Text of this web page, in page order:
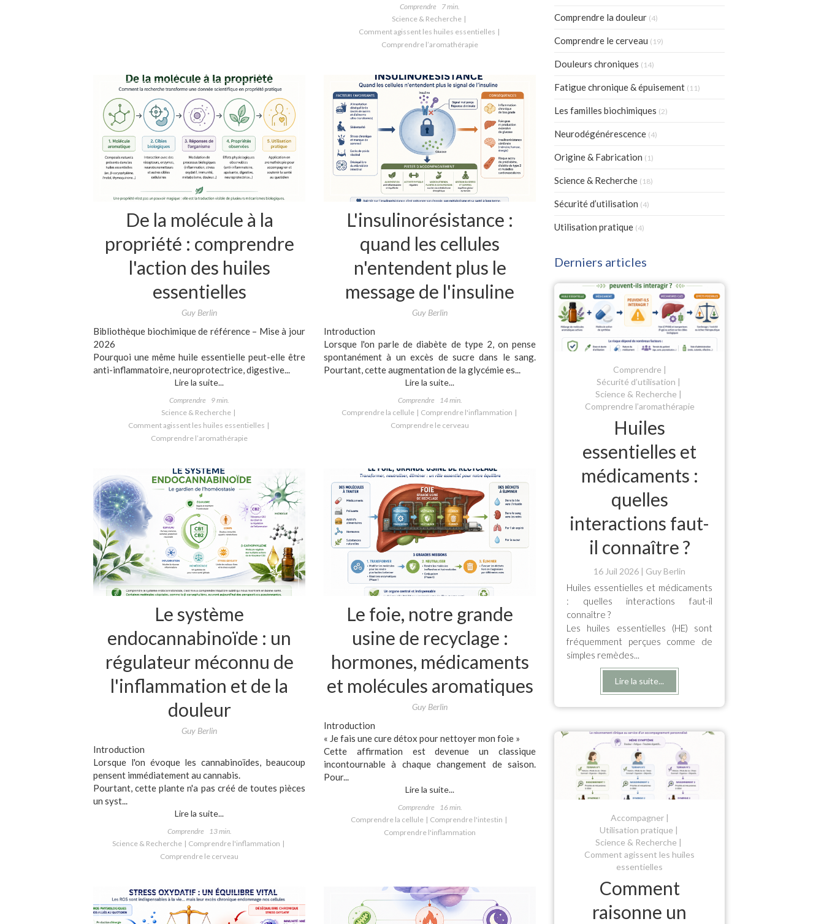
Comprendre
7 min.
Science & Recherche
Comment agissent les huiles essentielles
Comprendre l’aromathérapie
De la molécule à la
propriété : comprendre
l'action des huiles
essentielles
Guy Berlin
Bibliothèque biochimique de référence – Mise à jour
2026
Pourquoi une même huile essentielle peut-elle être
anti-inflammatoire, neuroprotectrice, digestive...
Lire la suite...
Comprendre
9 min.
Science & Recherche
Comment agissent les huiles essentielles
Comprendre l’aromathérapie
L'insulinorésistance :
quand les cellules
n'entendent plus le
message de l'insuline
Guy Berlin
Introduction
Lorsque l'on parle de diabète de type 2, on pense
spontanément à un excès de sucre dans le sang.
Pourtant, cette augmentation de la glycémie es...
Lire la suite...
Comprendre
14 min.
Comprendre la cellule
Comprendre l'inflammation
Comprendre le cerveau
Le système
endocannabinoïde : un
régulateur méconnu de
l'inflammation et de la
douleur
Guy Berlin
Introduction
Lorsque l'on évoque les cannabinoïdes, beaucoup
pensent immédiatement au cannabis.
Pourtant, cette plante n'a pas créé de toutes pièces
un syst...
Lire la suite...
Comprendre
13 min.
Science & Recherche
Comprendre l'inflammation
Comprendre le cerveau
Le foie, notre grande
usine de recyclage :
hormones, médicaments
et molécules aromatiques
Guy Berlin
Introduction
« Je fais une cure détox pour nettoyer mon foie »
Cette affirmation est devenue un classique
incontournable à chaque changement de saison.
Pour...
Lire la suite...
Comprendre
16 min.
Comprendre la cellule
Comprendre l'intestin
Comprendre l'inflammation
Comprendre la douleur (4)
Comprendre le cerveau (19)
Douleurs chroniques (14)
Fatigue chronique & épuisement (11)
Les familles biochimiques (2)
Neurodégénérescence (4)
Origine & Fabrication (1)
Science & Recherche (18)
Sécurité d’utilisation (4)
Utilisation pratique (4)
Derniers articles
Comprendre
Sécurité d’utilisation
Science & Recherche
Comprendre l’aromathérapie
Huiles
essentielles et
médicaments :
quelles
interactions faut-
il connaître ?
16 Juil 2026 Guy Berlin
Huiles essentielles et médicaments
: quelles interactions faut-il
connaître ?
Les huiles essentielles (HE) sont
fréquemment perçues comme de
simples remèdes...
Lire la suite...
Accompagner
Utilisation pratique
Science & Recherche
Comment agissent les huiles
essentielles
Comment
raisonne un